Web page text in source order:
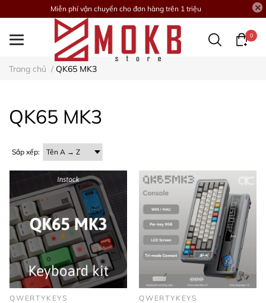
Miễn phí vận chuyển cho đơn hàng trên 1 triệu
0
Trang chủ / QK65 MK3
QK65 MK3
Sắp xếp:
QWERTYKEYS QWERTYKEYS